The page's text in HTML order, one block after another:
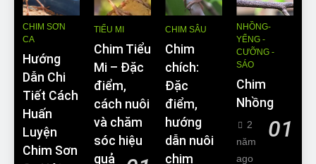
CHIM SƠN
CA
Hướng
Dẫn Chi
Tiết Cách
Huấn
Luyện
Chim Sơn
TIỂU MI
Chim Tiểu
Mi – Đặc
điểm,
cách nuôi
và chăm
sóc hiệu
quả
CHIM SÂU
Chim
chích:
Đặc
điểm,
hướng
dẫn nuôi
chim
NHỒNG-
YỂNG -
CƯỠNG -
SÁO
Chim
Nhồng
01
2
năm
ago